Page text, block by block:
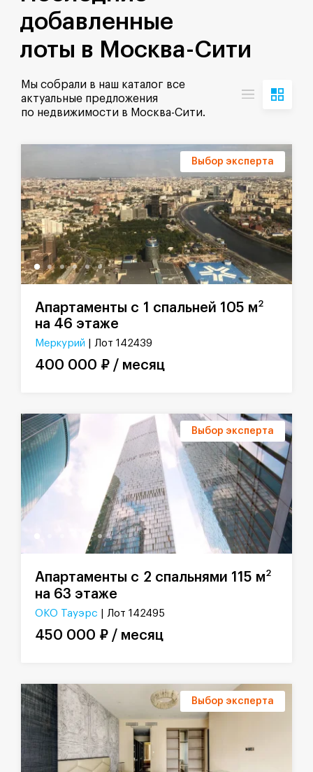
добавленные
лоты в Москва-Сити
Мы собрали в наш каталог все
актуальные предложения
по недвижимости в Москва-Сити.
Выбор эксперта
Апартаменты с 1 спальней 105 м2
на 46 этаже
Меркурий | Лот 142439
400 000 ₽ / месяц
Выбор эксперта
Апартаменты с 2 спальнями 115 м2
на 63 этаже
ОКО Тауэрс | Лот 142495
450 000 ₽ / месяц
Выбор эксперта